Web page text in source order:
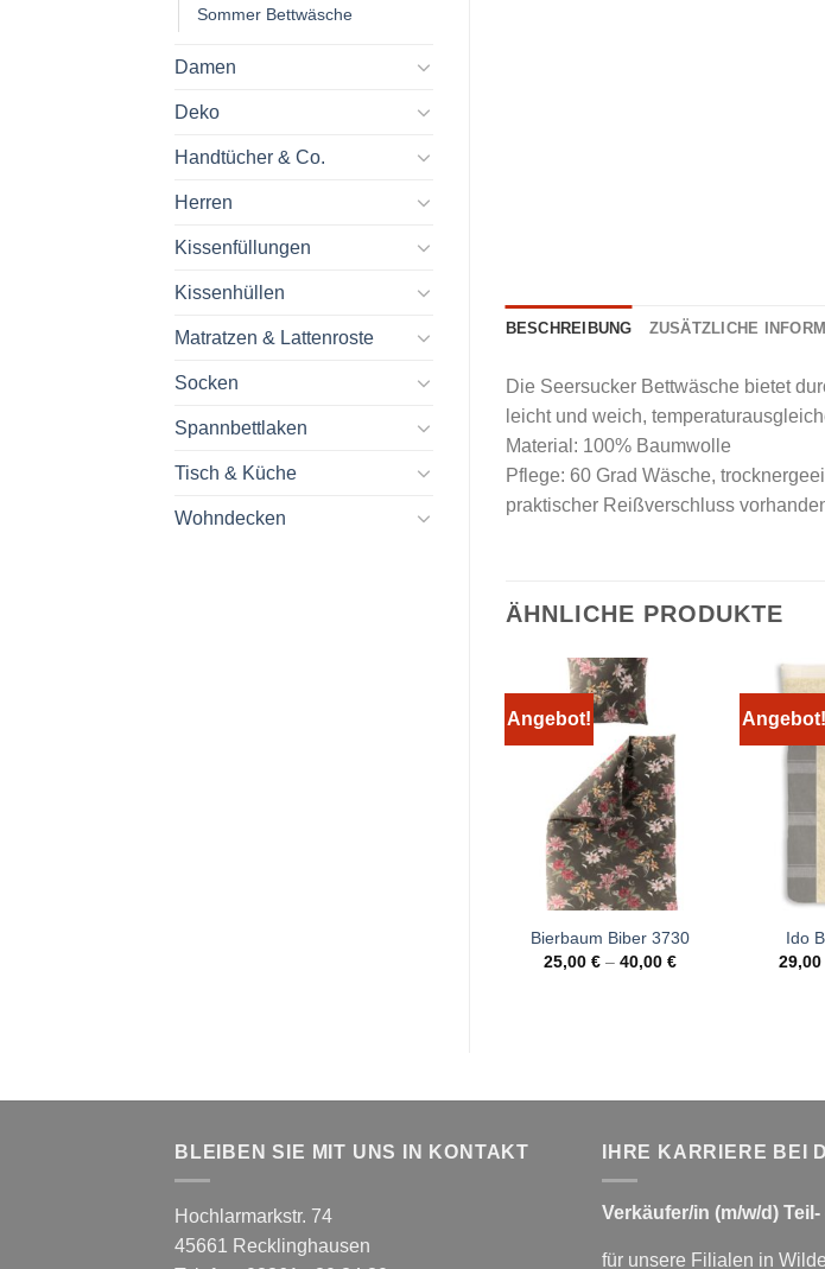
Sommer Bettwäsche
Damen
Deko
Handtücher & Co.
Herren
Kissenfüllungen
Kissenhüllen
Matratzen & Lattenroste
Socken
Spannbettlaken
Tisch & Küche
Wohndecken
BESCHREIBUNG ZUSÄTZLICHE
Die Seersucker Bettwäsche bietet
leicht und weich,
Material: 100% Baumwolle
Pflege: 60 Grad Wäsche,
praktischer Reißverschluss
ÄHNLICHE PRODUKTE
Angebot!
Bierbaum Biber 3730
25,00€ –40,00€
Angebot!
Ido
BLEIBEN SIE MIT UNS IN KONTAKT
Hochlarmarkstr. 74
45661 Recklinghausen
IHRE KARRIERE BEI
Verkäufer/in (m/w/d)
für unsere Filialen in